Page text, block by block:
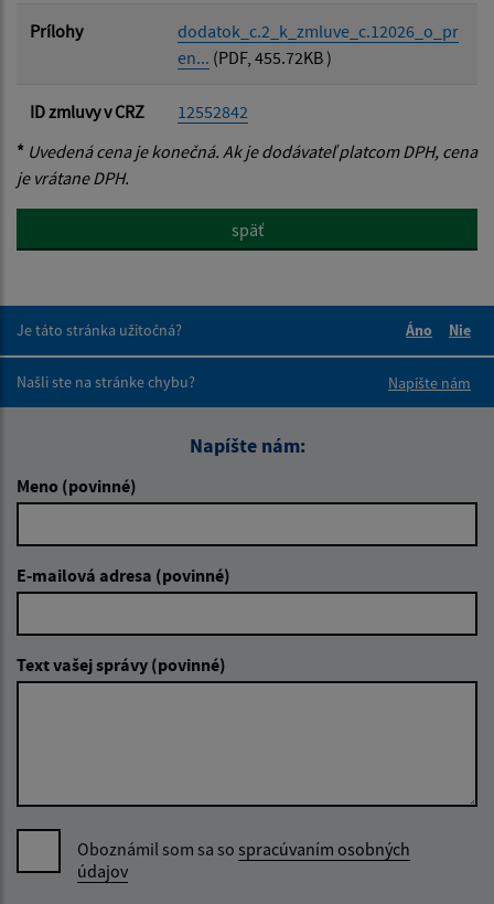
Prílohy
dodatok_c.2_k_zmluve_c.12026_o_pr
en... (PDF, 455.72KB )
ID zmluvy v CRZ
12552842
* Uvedená cena je konečná. Ak je dodávateľ platcom DPH, cena
je vrátane DPH.
späť
Je táto stránka užitočná?
Áno
Nie
Našli ste na stránke chybu?
Napíšte nám
Napíšte nám:
Meno (povinné)
E-mailová adresa (povinné)
Text vašej správy (povinné)
Oboznámil som sa so spracúvaním osobných
údajov